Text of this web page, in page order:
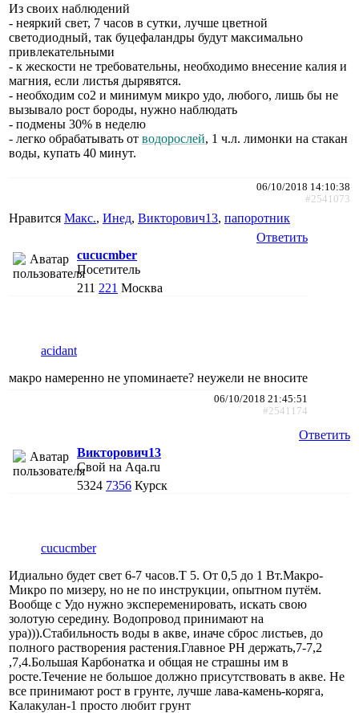
Из своих наблюдений
- неяркий свет, 7 часов в сутки, лучше цветной
светодиодный, так буцефаландры будут максимально
привлекательными
- к жескости не требовательны, необходимо внесение калия и
магния, если листья дырявятся.
- необходим со2 и минимум микро удо, любого, лишь бы не
вызывало рост бороды, нужно наблюдать
- подмены 30% в неделю
- легко обрабатывать от водорослей, 1 ч.л. лимонки на стакан
воды, купать 40 минут.
06/10/2018 14:10:38
#2541073
Нравится Макс., Инед, Викторович13, папоротник
Ответить
cucucmber
Посетитель
211 221 Москва
acidant
макро намеренно не упоминаете? неужели не вносите
06/10/2018 21:45:51
#2541174
Ответить
Викторович13
Свой на Aqa.ru
5324 7356 Курск
cucucmber
Идиально будет свет 6-7 часов.Т 5. От 0,5 до 1 Вт.Макро-
Микро по мизеру, но не по инструкции, опытном путём.
Вообще с Удо нужно экспеременировать, искать свою
золотую середину. Водопровод принимают на
ура))).Стабильность воды в акве, иначе сброс листьев, до
полного растворения растения.Главное РН держать,7-7,2
,7,4.Большая Карбонатка и общая не страшны им в
росте.Течение не большое должно присутствовать в акве. Не
все принимают рост в грунте, лучше лава-камень-коряга,
Калакулан-1 просто любит грунт